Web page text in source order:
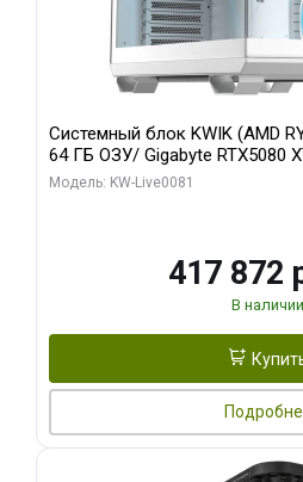
Системный блок KWIK (AMD
64 ГБ ОЗУ/ Gigabyte RTX5080
16GB GDDR7 256bit/ 1 ТБ SSD)
Модель: KW-Live0081
417 872
В наличии